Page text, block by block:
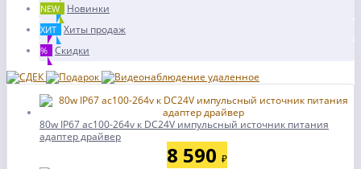
NEW Новинки
ХИТ Хиты продаж
% Скидки
80w IP67 ac100-264v к DC24V импульсный источник питания
адаптер драйвер
8 590 ₽